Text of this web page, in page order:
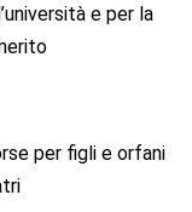
e per la
per figli e orfani